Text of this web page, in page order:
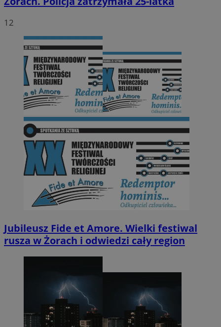
12
Jubileusz Fide et Amore. Wielki festiwal
rusza w Żorach i odwiedzi cały region